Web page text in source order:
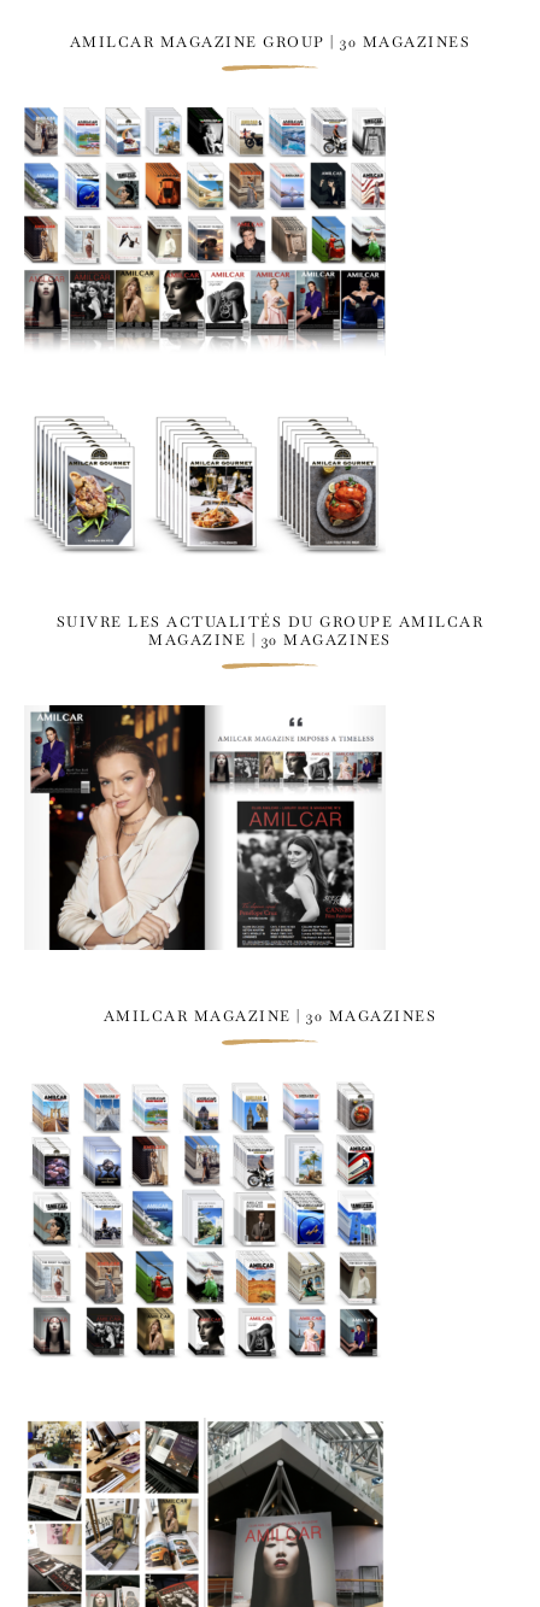
AMILCAR MAGAZINE GROUP | 30 MAGAZINES
SUIVRE LES ACTUALITÉS DU GROUPE AMILCAR
MAGAZINE | 30 MAGAZINES
AMILCAR MAGAZINE | 30 MAGAZINES